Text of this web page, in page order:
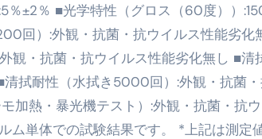
ガイド ― 正しく知ることが、最大の感染対
補給」 飲むミスト（IN MIST）とは何か
心と未来を彩る方法――「ただのイベント
着けるだけ」じゃない。日常の“重だるさ”
％±2％ ■光学特性（グロス（60度））
回）:外観・抗菌・抗ウイルス性能劣化
観・抗菌・抗ウイルス性能劣化無し ■
拭耐性（水拭き5000回）:外観・抗菌
加熱・暴光機テスト）:外観・抗菌・抗
ム単体での試験結果です。 *上記は測定